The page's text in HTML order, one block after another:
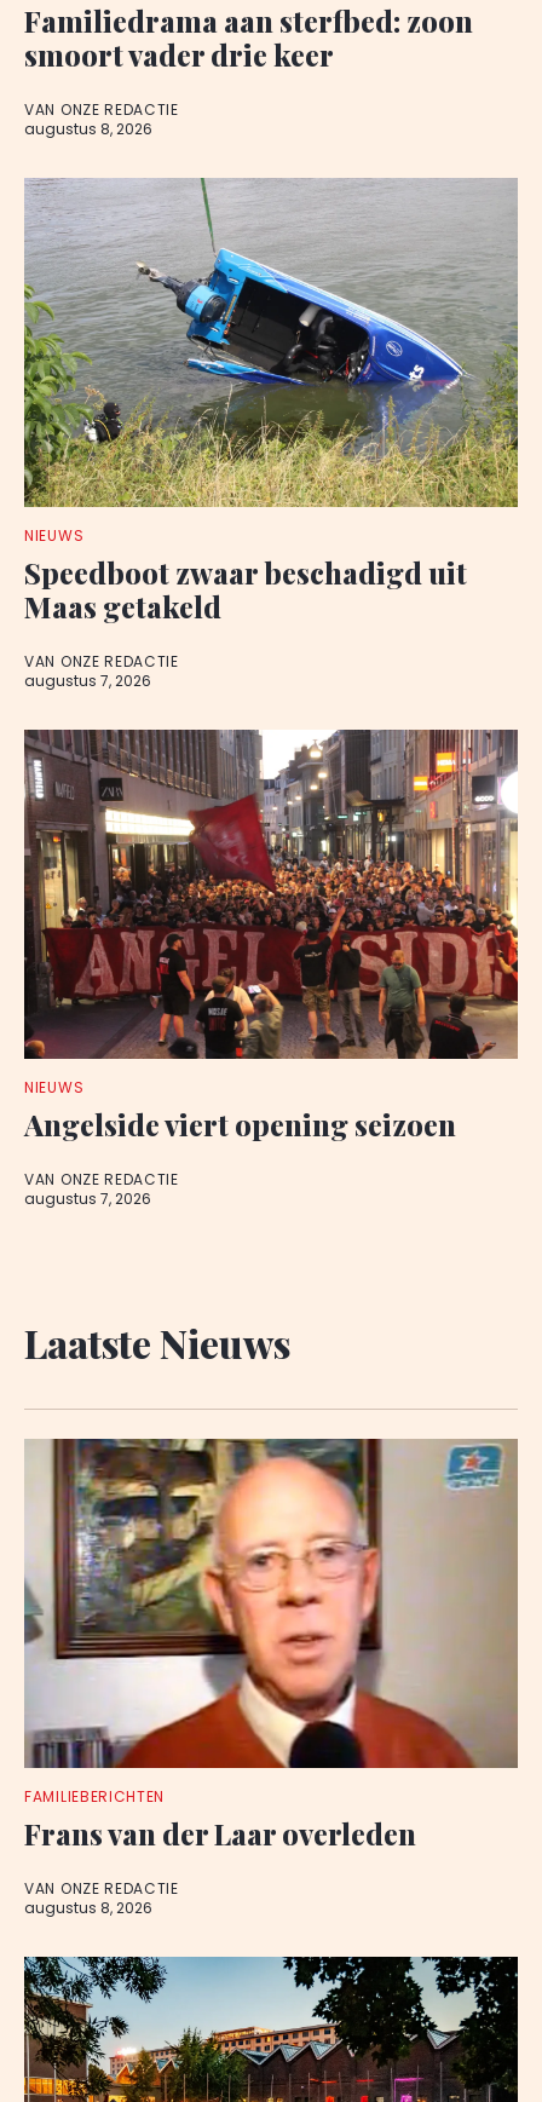
Familiedrama aan sterfbed: zoon
smoort vader drie keer
VAN ONZE REDACTIE
augustus 8, 2026
NIEUWS
Speedboot zwaar beschadigd uit
Maas getakeld
VAN ONZE REDACTIE
augustus 7, 2026
NIEUWS
Angelside viert opening seizoen
VAN ONZE REDACTIE
augustus 7, 2026
Laatste Nieuws
FAMILIEBERICHTEN
Frans van der Laar overleden
VAN ONZE REDACTIE
augustus 8, 2026